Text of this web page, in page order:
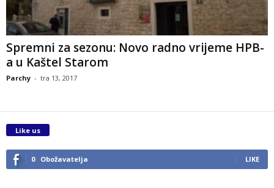
Spremni za sezonu: Novo radno vrijeme HPB-
a u Kaštel Starom
Parchy - tra 13, 2017
Like us
0 Obožavatelja LIKE